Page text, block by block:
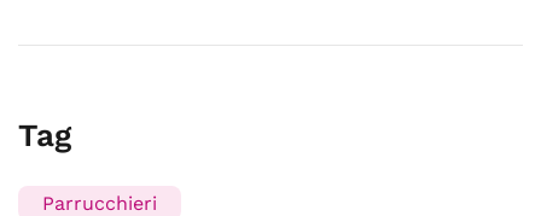
Tag
Parrucchieri